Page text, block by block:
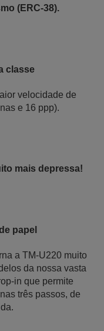
(ERC-38).
classe
velocidade de
e 16 ppp).
mais depressa!
papel
a TM-U220 muito
da nossa vasta
in que permite
três passos, de